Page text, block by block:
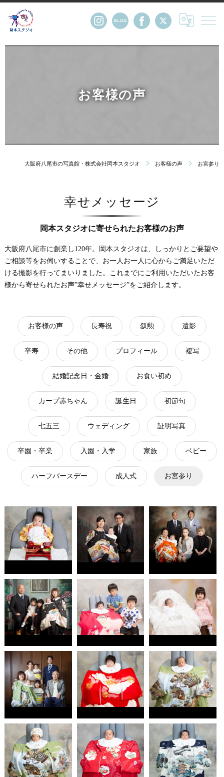
お客様の声
大阪府八尾市の写真館・株式会社岡本スタジオ お客様の声 お宮参り
幸せメッセージ
岡本スタジオに寄せられたお客様のお声
大阪府八尾市に創業し120年。岡本スタジオは、しっかりとご要望や
ご相談等をお伺いすることで、お一人お一人に心からご満足いただ
ける撮影を行ってまいりました。これまでにご利用いただいたお客
様から寄せられたお声”幸せメッセージ”をご紹介します。
お客様の声 長寿祝 叙勲 遺影
卒寿 その他 プロフィール 複写
結婚記念日・金婚 お食い初め
カープ赤ちゃん 誕生日 初節句
七五三 ウェディング 証明写真
卒園・卒業 入園・入学 家族 ベビー
ハーフバースデー 成人式 お宮参り